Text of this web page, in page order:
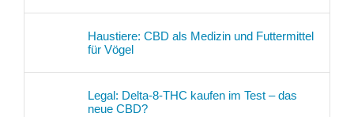
Haustiere: CBD als Medizin und Futtermittel
für Vögel
Legal: Delta-8-THC kaufen im Test – das
neue CBD?